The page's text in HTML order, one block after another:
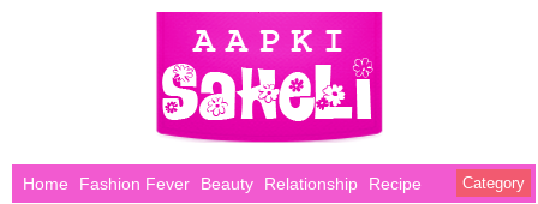
Home Fashion Fever Beauty Relationship Recipe Category